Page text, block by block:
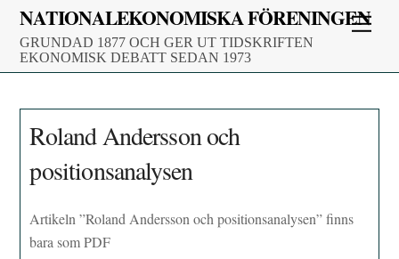
Skip
content
NATIONALEKONOMISKA FÖRENINGEN
GRUNDAD 1877 OCH GER UT TIDSKRIFTEN
EKONOMISK DEBATT SEDAN 1973
Roland Andersson och
positionsanalysen
Artikeln ”Roland Andersson och positionsanalysen” finns
bara som PDF